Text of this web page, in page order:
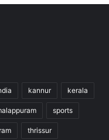
kannur kerala
sports
thrissur